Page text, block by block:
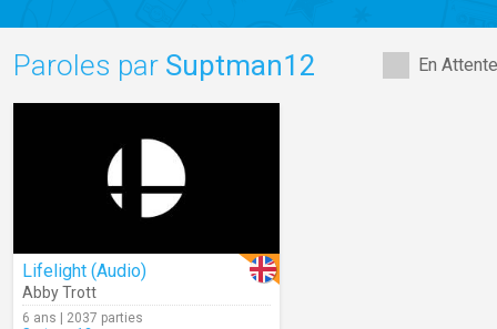
En
Paroles par Suptman12
Lifelight (Audio)
Abby Trott
6 ans | 2037 parties